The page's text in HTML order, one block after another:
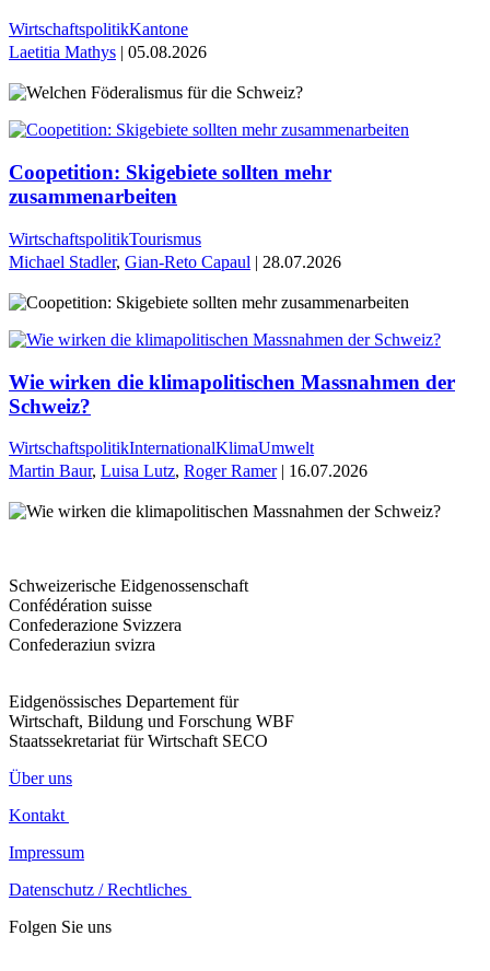
WirtschaftspolitikKantone
Laetitia Mathys | 05.08.2026
Coopetition: Skigebiete sollten mehr
zusammenarbeiten
WirtschaftspolitikTourismus
Michael Stadler, Gian-Reto Capaul | 28.07.2026
Wie wirken die klimapolitischen Massnahmen der
Schweiz?
WirtschaftspolitikInternationalKlimaUmwelt
Martin Baur, Luisa Lutz, Roger Ramer| 16.07.2026
Schweizerische Eidgenossenschaft
Confédération suisse
Confederazione Svizzera
Confederaziun svizra
Eidgenössisches Departement für
Wirtschaft, Bildung und Forschung WBF
Staatssekretariat für Wirtschaft SECO
Über uns
Kontakt
Impressum
Datenschutz / Rechtliches
Folgen Sie uns